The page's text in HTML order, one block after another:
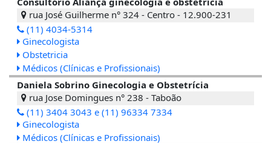
rua José Guilherme n° 324 - Centro - 12.900-231
(11) 4034-5314
Ginecologista
Obstetricia
Médicos (Clínicas e Profissionais)
Daniela Sobrino Ginecologia e Obstetrícia
rua Jose Domingues n° 238 - Taboão
(11) 3404 3043 e (11) 96334 7334
Ginecologista
Médicos (Clínicas e Profissionais)